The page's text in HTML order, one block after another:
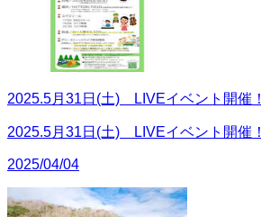
2025.5月31日(土) LIVEイベント開催！
2025.5月31日(土) LIVEイベント開催！
2025/04/04